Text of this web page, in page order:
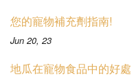
您的寵物補充劑指南!
Jun 20, 23
地瓜在寵物食品中的好處